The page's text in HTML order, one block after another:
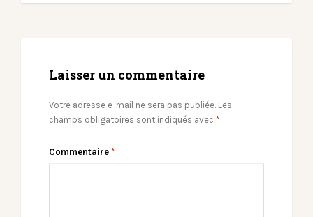
Laisser un commentaire
Votre adresse e-mail ne sera pas publiée. Les
champs obligatoires sont indiqués avec *
Commentaire *